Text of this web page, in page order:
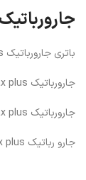
جارورباتیک Roborock Q8max plus
باتری جارورباتیک Roborock Q8max plus جدید دارای ظرفیت 5200 میلی آمپر ساعت است و حداکثر زمان کار این ربات 240 دقیقه یا حدود 4 ساعت می باشد.
جارورباتیک Roborock Q8max plus دارای قدرت مکش 5500 پاسکال می باشد که می تواند به طور موثر گرد و غبار و زباله ها را جمع آوری کند و جاروبرقی و تمیز کردن خودکار کف را برای تمیز کردن کارآمدتر و کامل تر می کند.
جارورباتیک Roborock Q8max plus هنگامی که تمیز کردن کامل شد، ربات به ایستگاه شارژ باز می گردد.
جارو رباتیک Q8max plus فناوری Plus Reactive Obstacle Avoidance موانع را با استفاده از نور ساختاریافته در زمان واقعی تشخیص می دهد.